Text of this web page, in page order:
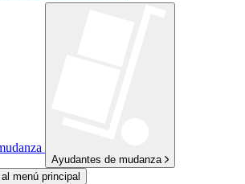
Ayudantes de mudanza
menú principal